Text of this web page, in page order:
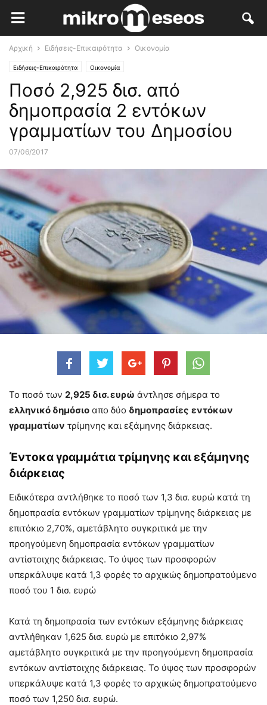
Αρχική Ειδήσεις-Επικαιρότητα Οικονομία
Ειδήσεις-Επικαιρότητα Οικονομία
Ποσό 2,925 δισ. από
δημοπρασία 2 εντόκων
γραμματίων του Δημοσίου
07/06/2017
Το ποσό των 2,925 δισ. ευρώ άντλησε σήμερα το
ελληνικό δημόσιο απο δύο δημοπρασίες εντόκων
γραμματίων τρίμηνης και εξάμηνης διάρκειας.
Έντοκα γραμμάτια τρίμηνης και εξάμηνης
διάρκειας
Ειδικότερα αντλήθηκε το ποσό των 1,3 δισ. ευρώ κατά τη
δημοπρασία εντόκων γραμματίων τρίμηνης διάρκειας με
επιτόκιο 2,70%, αμετάβλητο συγκριτικά με την
προηγούμενη δημοπρασία εντόκων γραμματίων
αντίστοιχης διάρκειας. Το ύψος των προσφορών
υπερκάλυψε κατά 1,3 φορές το αρχικώς δημοπρατούμενο
ποσό του 1 δισ. ευρώ
Κατά τη δημοπρασία των εντόκων εξάμηνης διάρκειας
αντλήθηκαν 1,625 δισ. ευρώ με επιτόκιο 2,97%
αμετάβλητο συγκριτικά με την προηγούμενη δημοπρασία
εντόκων αντίστοιχης διάρκειας. Το ύψος των προσφορών
υπερκάλυψε κατά 1,3 φορές το αρχικώς δημοπρατούμενο
ποσό των 1,250 δισ. ευρώ.